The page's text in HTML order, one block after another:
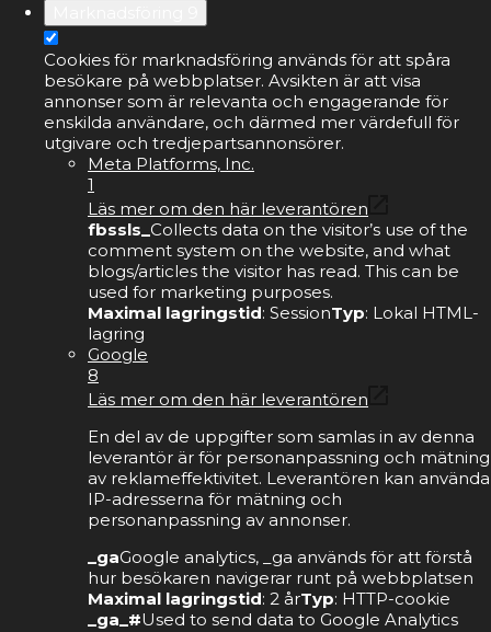
Cookies för marknadsföring används för att spåra
besökare på webbplatser. Avsikten är att visa
annonser som är relevanta och engagerande för
enskilda användare, och därmed mer värdefull för
utgivare och tredjepartsannonsörer.
Meta Platforms, Inc.
1
Läs mer om den här leverantören
fbssls_ Collects data on the visitor’s use of the
comment system on the website, and what
blogs/articles the visitor has read. This can be
used for marketing purposes.
Maximal lagringstid: SessionTyp: Lokal HTML-
lagring
Google
8
Läs mer om den här leverantören
En del av de uppgifter som samlas in av denna
leverantör är för personanpassning och mätning
av reklameffektivitet. Leverantören kan använda
IP-adresserna för mätning och
personanpassning av annonser.
_gaGoogle analytics, _ga används för att förstå
hur besökaren navigerar runt på webbplatsen
Maximal lagringstid: 2 årTyp: HTTP-cookie
_ga_#Used to send data to Google Analytics